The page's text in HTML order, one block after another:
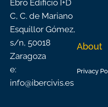
Ebro Edificio I+D
C, C. de Mariano
Esquillor Gómez,
s/n, 50018
Zaragoza
e:
info@ibercivis.es
About
Privacy